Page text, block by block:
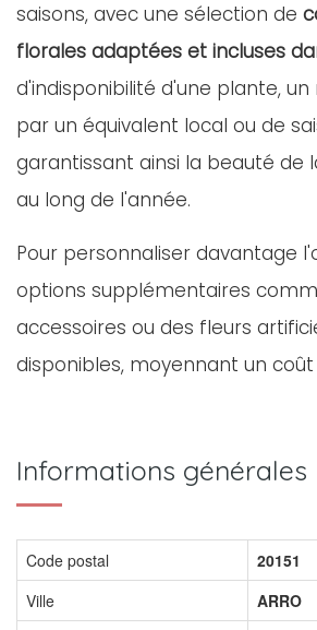
saisons, avec une sélection de
florales adaptées et incluses
d'indisponibilité d'une plante,
par un équivalent local ou de
garantissant ainsi la beauté de
au long de l'année.
Pour personnaliser davantage
options supplémentaires
accessoires ou des fleurs
disponibles, moyennant un
Informations générales
Code postal
20151
Ville
ARRO